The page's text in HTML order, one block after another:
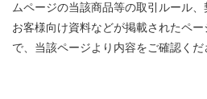
ムページの当該商品等の取引ルール
お客様向け資料などが掲載されたペ
で、当該ページより内容をご確認くだ